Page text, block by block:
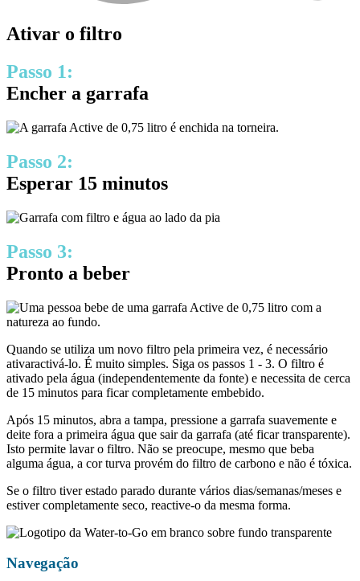
Ativar o filtro
Passo 1:
Encher a garrafa
Passo 2:
Esperar 15 minutos
Passo 3:
Pronto a beber
Quando se utiliza um novo filtro pela primeira vez, é necessário
ativaractivá-lo. É muito simples. Siga os passos 1 - 3. O filtro é
ativado pela água (independentemente da fonte) e necessita de cerca
de 15 minutos para ficarcompletamente embebido.
Após 15 minutos, abra a tampa, pressione a garrafa suavemente e
deite fora a primeira água que sair da garrafa (até ficar transparente).
Isto permite lavar o filtro. Não se preocupe, mesmo que beba
alguma água, a cor turva provém do filtro de carbono e não é tóxica.
Se o filtro tiver estado parado durante vários dias/semanas/meses e
estiver completamente seco, reactive-o da mesma forma.
Navegação